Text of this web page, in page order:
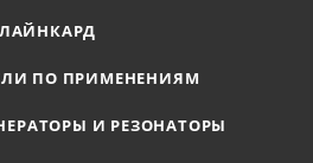
ЛАЙНКАРД
ПО ПРИМЕНЕНИЯМ
И РЕЗОНАТОРЫ